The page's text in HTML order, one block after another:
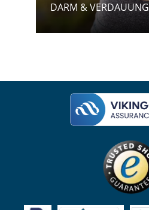
DARM & VERDAUUNG